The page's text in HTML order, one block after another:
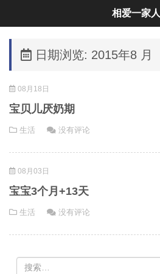
日期浏览: 2015年8 月
08月18日
宝贝儿厌奶期
生活 没有评论
08月03日
宝宝3个月+13天
生活 没有评论
相爱一家人